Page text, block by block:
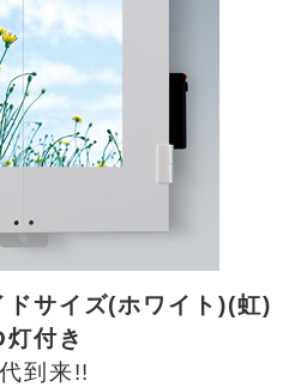
サイズ(ホワイト)(虹)
付き
到来!!